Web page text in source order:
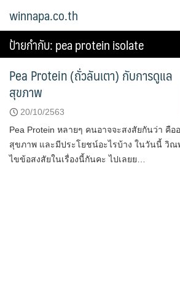
winnapa.co.th
ป้ายกำกับ:pea protein isolate
Pea Protein (ถั่วลันเตา) กับการดูแล
สุขภาพ
20/10/2563
Pea Protein หลายๆ คนอาจจะสงสัยกันว่า คือ
สุขภาพ และมีประโยชน์อะไรบ้าง ในวันนี้ วิณ
ไขข้อสงสัยในเรื่องนี้กันคะ ไปเลยย…